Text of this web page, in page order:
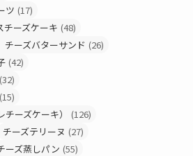
ツ (17)
チーズケーキ (48)
チーズバターサンド (26)
(42)
(32)
(15)
ーズケーキ）
(126)
チーズテリーヌ (27)
ーズ蒸しパン (55)